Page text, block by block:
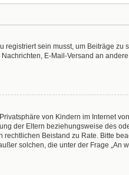
sein musst, um Beiträge zu
E-Mail-Versand an
von Kindern im Internet
der Eltern beziehungsweise des
Beistand zu Rate. Bitte
solchen, die unter der Frage „An